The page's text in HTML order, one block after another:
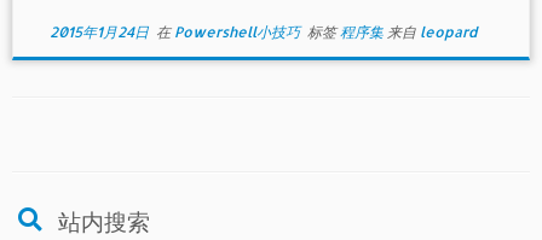
2015年1月24日在 Powershell小技巧 标签程序集 来自 leopard
站内搜索